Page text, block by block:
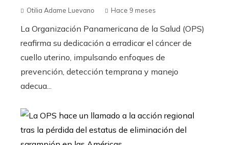
Otilia Adame Luevano Hace 9 meses
La Organización Panamericana de la Salud (OPS)
reafirma su dedicación a erradicar el cáncer de
cuello uterino, impulsando enfoques de
prevención, detección temprana y manejo
adecua...